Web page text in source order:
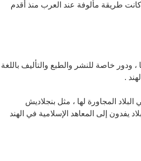
طريقة مألوفة عند العرب منذ أقدم
، ودور خاصة للنشر والطبع والتأليف باللغة
.
المجاورة لها ، مثل بنجلاديش
يفدون إلى المعاهد الإسلامية في الهند